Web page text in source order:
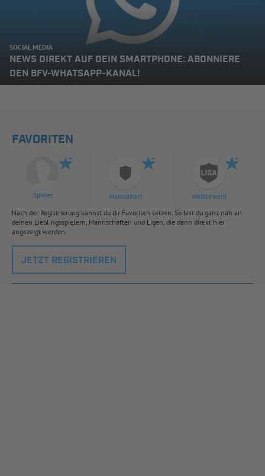
SOCIAL MEDIA
NEWS DIREKT AUF DEIN SMARTPHONE: ABONNIERE
DEN BFV-WHATSAPP-KANAL!
FAVORITEN
Spieler Mannschaft Wettbewerb
Nach der Registrierung kannst du dir Favoriten setzen. So bist du ganz nah an
deinen Lieblingsspielern, Mannschaften und Ligen, die dann direkt hier
angezeigt werden.
JETZT REGISTRIEREN